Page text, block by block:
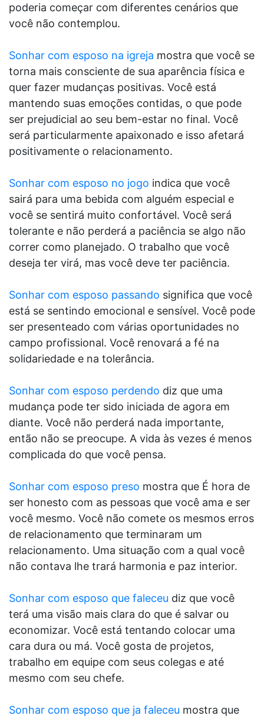
poderia começar com diferentes cenários que
você não contemplou.
Sonhar com esposo na igreja mostra que você se
torna mais consciente de sua aparência física e
quer fazer mudanças positivas. Você está
mantendo suas emoções contidas, o que pode
ser prejudicial ao seu bem-estar no final. Você
será particularmente apaixonado e isso afetará
positivamente o relacionamento.
Sonhar com esposo no jogo indica que você
sairá para uma bebida com alguém especial e
você se sentirá muito confortável. Você será
tolerante e não perderá a paciência se algo não
correr como planejado. O trabalho que você
deseja ter virá, mas você deve ter paciência.
Sonhar com esposo passando significa que você
está se sentindo emocional e sensível. Você pode
ser presenteado com várias oportunidades no
campo profissional. Você renovará a fé na
solidariedade e na tolerância.
Sonhar com esposo perdendo diz que uma
mudança pode ter sido iniciada de agora em
diante. Você não perderá nada importante,
então não se preocupe. A vida às vezes é menos
complicada do que você pensa.
Sonhar com esposo preso mostra que É hora de
ser honesto com as pessoas que você ama e ser
você mesmo. Você não comete os mesmos erros
de relacionamento que terminaram um
relacionamento. Uma situação com a qual você
não contava lhe trará harmonia e paz interior.
Sonhar com esposo que faleceu diz que você
terá uma visão mais clara do que é salvar ou
economizar. Você está tentando colocar uma
cara dura ou má. Você gosta de projetos,
trabalho em equipe com seus colegas e até
mesmo com seu chefe.
Sonhar com esposo que ja faleceu mostra que